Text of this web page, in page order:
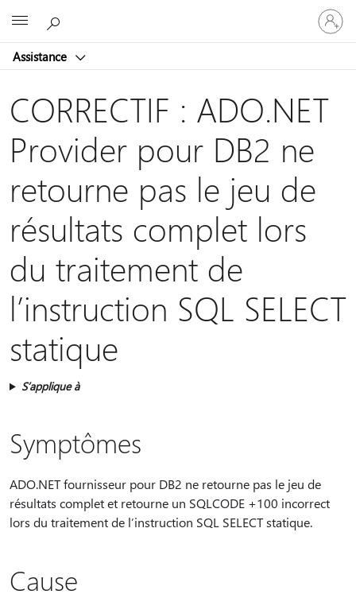
Assistance
vous
à
compte
CORRECTIF : ADO.NET
Provider pour DB2 ne
retourne pas le jeu de
résultats complet lors
du traitement de
l’instruction SQL SELECT
statique
S’applique à
Symptômes
ADO.NET fournisseur pour DB2 ne retourne pas le jeu de
résultats complet et retourne un SQLCODE +100 incorrect
lors du traitement de l’instruction SQL SELECT statique.
Cause